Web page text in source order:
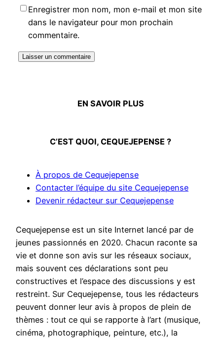
Enregistrer mon nom, mon e-mail et mon site
dans le navigateur pour mon prochain
commentaire.
EN SAVOIR PLUS
C’EST QUOI, CEQUEJEPENSE ?
À propos de Cequejepense
Contacter l’équipe du site Cequejepense
Devenir rédacteur sur Cequejepense
Cequejepense est un site Internet lancé par de
jeunes passionnés en 2020. Chacun raconte sa
vie et donne son avis sur les réseaux sociaux,
mais souvent ces déclarations sont peu
constructives et l’espace des discussions y est
restreint. Sur Cequejepense, tous les rédacteurs
peuvent donner leur avis à propos de plein de
thèmes : tout ce qui se rapporte à l’art (musique,
cinéma, photographique, peinture, etc.), la